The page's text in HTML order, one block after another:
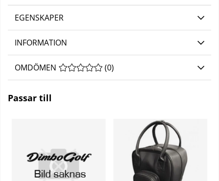
EGENSKAPER
INFORMATION
OMDÖMEN MEDELBETYG 0 AV 5 ANTAL BETYG 0
(0)
Passar till